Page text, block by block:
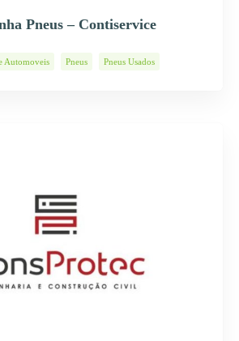
Pneus – Contiservice
Automoveis Pneus Pneus Usados